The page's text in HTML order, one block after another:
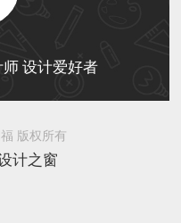
作品已成功备案！
作品已成功备案！
作品已成功备案！
作品已成功备案！
设计爱好者
版权所有
计之窗